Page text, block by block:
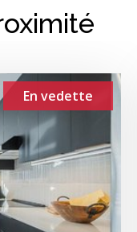
En vedette